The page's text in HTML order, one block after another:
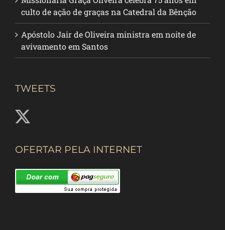
culto de ação de graças na Catedral da Bênção
Apóstolo Jair de Oliveira ministra em noite de
avivamento em Santos
TWEETS
OFERTAR PELA INTERNET